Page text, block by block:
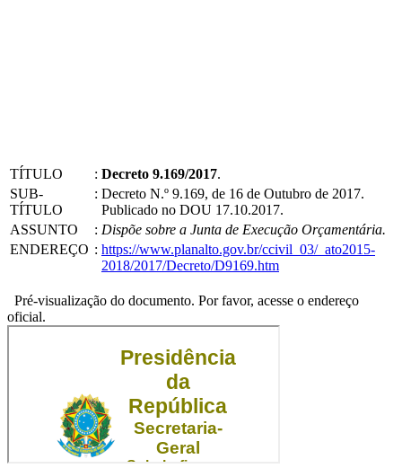
TÍTULO : Decreto 9.169/2017.
SUB-
TÍTULO
: Decreto N.º 9.169, de 16 de Outubro de 2017.
Publicado no DOU 17.10.2017.
ASSUNTO
: Dispõe sobre a Junta de Execução Orçamentária.
ENDEREÇO : https://www.planalto.gov.br/ccivil_03/_ato2015-
2018/2017/Decreto/D9169.htm
Pré-visualização do documento. Por favor, acesse o endereço
oficial.